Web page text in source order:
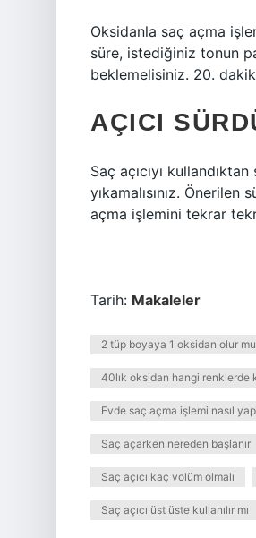
Oksidanla saç açma
süre, istediğiniz tonun
beklemelisiniz. 20.
AÇICI
Saç açıcıyı
yıkamalısınız.
açma işlemini tekrar
Tarih: Makaleler
2 tüp boyaya 1 oksidan olur mu
40lık oksidan hangi renklerde
Evde saç açma işlemi nasıl
Saç açarken nereden başlanır
Saç açıcı kaç volüm olmalı
Saç açıcı üst üste kullanılır mı